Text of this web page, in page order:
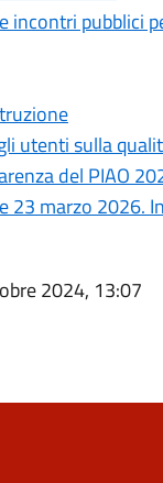
incontri pubblici
utenti sulla
del PIAO
23 marzo 2026.
2024, 13:07